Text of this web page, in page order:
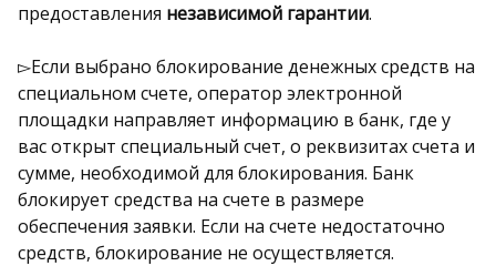
предоставления независимой гарантии.
▻Если выбрано блокирование денежных средств на
специальном счете, оператор электронной
площадки направляет информацию в банк, где у
вас открыт специальный счет, о реквизитах счета и
сумме, необходимой для блокирования. Банк
блокирует средства на счете в размере
обеспечения заявки. Если на счете недостаточно
средств, блокирование не осуществляется.